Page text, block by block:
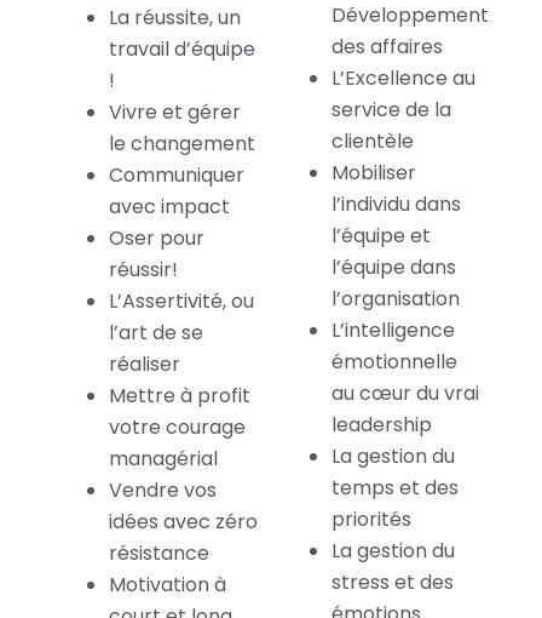
La réussite, un
travail d’équipe
!
Vivre et gérer
le changement
Communiquer
avec impact
Oser pour
réussir!
L’Assertivité, ou
l’art de se
réaliser
Mettre à profit
votre courage
managérial
Vendre vos
idées avec zéro
résistance
Motivation à
Développement
des affaires
L’Excellence au
service de la
clientèle
Mobiliser
l’individu dans
l’équipe et
l’équipe dans
l’organisation
L’intelligence
émotionnelle
au cœur du vrai
leadership
La gestion du
temps et des
priorités
La gestion du
stress et des